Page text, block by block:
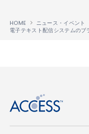
HOME ニュース・イベント